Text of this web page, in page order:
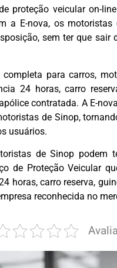
proteção veicular on-
a E-nova, os
sem ter que
para carros,
24 horas, carro
contratada. A E-
de Sinop,
usuários.
de Sinop podem
de Proteção Veicular
horas, carro reserva,
reconhecida no